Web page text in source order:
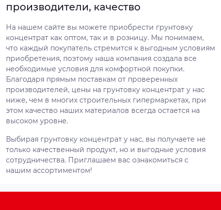
производители, качество
На нашем сайте вы можете приобрести грунтовку
концентрат как оптом, так и в розницу. Мы понимаем,
что каждый покупатель стремится к выгодным условиям
приобретения, поэтому наша компания создала все
необходимые условия для комфортной покупки.
Благодаря прямым поставкам от проверенных
производителей, цены на грунтовку концентрат у нас
ниже, чем в многих строительных гипермаркетах, при
этом качество наших материалов всегда остается на
высоком уровне.
Выбирая грунтовку концентрат у нас, вы получаете не
только качественный продукт, но и выгодные условия
сотрудничества. Приглашаем вас ознакомиться с
нашим ассортиментом!